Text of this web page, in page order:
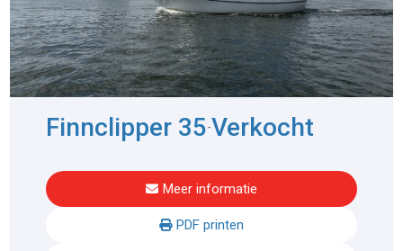
Finnclipper 35-Verkocht
Meer informatie
PDF printen